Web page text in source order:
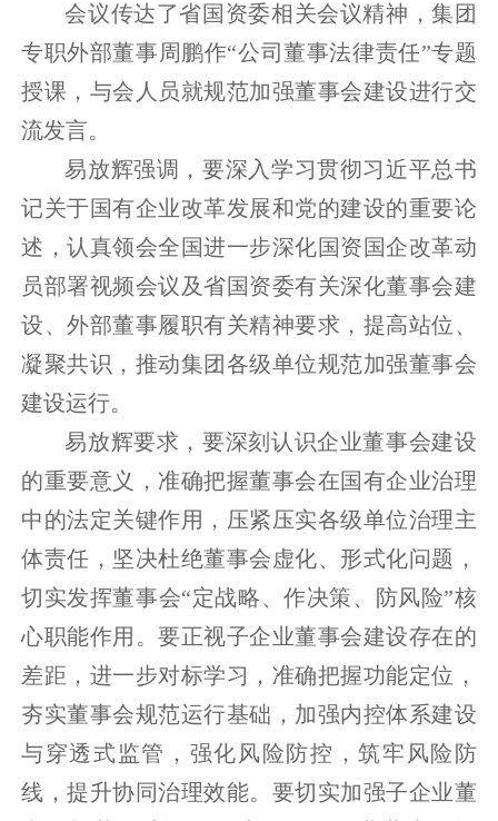
会议传达了省国资委相关会议精神，集团
专职外部董事周鹏作“公司董事法律责任”专题
授课，与会人员就规范加强董事会建设进行交
流发言。
易放辉强调，要深入学习贯彻习近平总书
记关于国有企业改革发展和党的建设的重要论
述，认真领会全国进一步深化国资国企改革动
员部署视频会议及省国资委有关深化董事会建
设、外部董事履职有关精神要求，提高站位、
凝聚共识，推动集团各级单位规范加强董事会
建设运行。
易放辉要求，要深刻认识企业董事会建设
的重要意义，准确把握董事会在国有企业治理
中的法定关键作用，压紧压实各级单位治理主
体责任，坚决杜绝董事会虚化、形式化问题，
切实发挥董事会“定战略、作决策、防风险”核
心职能作用。要正视子企业董事会建设存在的
差距，进一步对标学习，准确把握功能定位，
夯实董事会规范运行基础，加强内控体系建设
与穿透式监管，强化风险防控，筑牢风险防
线，提升协同治理效能。要切实加强子企业董